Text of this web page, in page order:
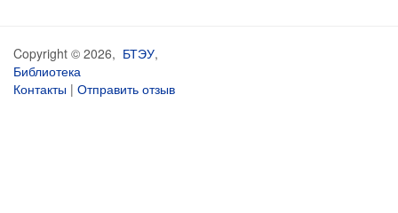
Copyright © 2026, БТЭУ,
Библиотека
Контакты | Отправить отзыв